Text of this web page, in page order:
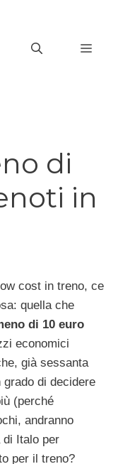
di
in
cost in treno, ce
quella che
di 10 euro
economici
già sessanta
di decidere
(perché
andranno
di Italo per
per il treno?